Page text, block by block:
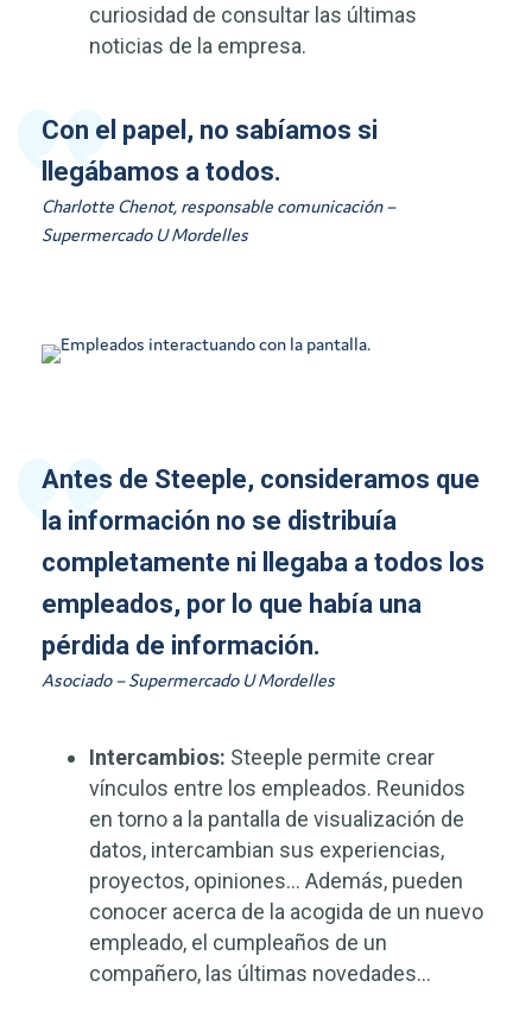
curiosidad de consultar las últimas
noticias de la empresa.
Con el papel, no sabíamos si
llegábamos a todos.
Charlotte Chenot, responsable comunicación –
Supermercado U Mordelles
Antes de Steeple, consideramos que
la información no se distribuía
completamente ni llegaba a todos los
empleados, por lo que había una
pérdida de información.
Asociado – Supermercado U Mordelles
Intercambios: Steeple permite crear
vínculos entre los empleados. Reunidos
en torno a la pantalla de visualización de
datos, intercambian sus experiencias,
proyectos, opiniones… Además, pueden
conocer acerca de la acogida de un nuevo
empleado, el cumpleaños de un
compañero, las últimas novedades…